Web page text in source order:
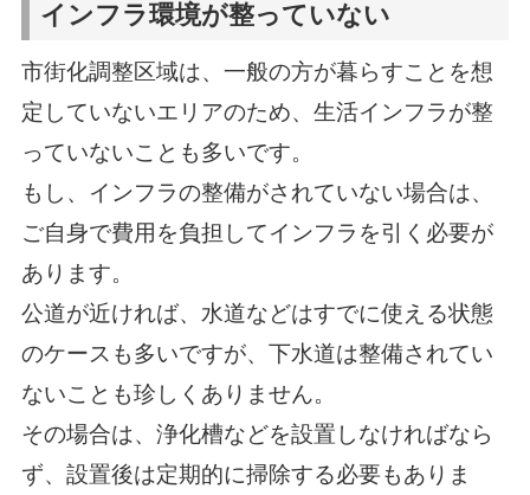
インフラ環境が整っていない
市街化調整区域は、一般の方が暮らすことを想
定していないエリアのため、生活インフラが整
っていないことも多いです。
もし、インフラの整備がされていない場合は、
ご自身で費用を負担してインフラを引く必要が
あります。
公道が近ければ、水道などはすでに使える状態
のケースも多いですが、下水道は整備されてい
ないことも珍しくありません。
その場合は、浄化槽などを設置しなければなら
ず、設置後は定期的に掃除する必要もありま